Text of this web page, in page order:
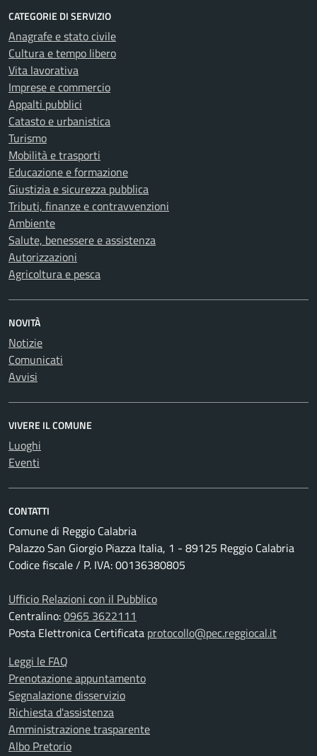
CATEGORIE DI SERVIZIO
Anagrafe e stato civile
Cultura e tempo libero
Vita lavorativa
Imprese e commercio
Appalti pubblici
Catasto e urbanistica
Turismo
Mobilità e trasporti
Educazione e formazione
Giustizia e sicurezza pubblica
Tributi, finanze e contravvenzioni
Ambiente
Salute, benessere e assistenza
Autorizzazioni
Agricoltura e pesca
NOVITÀ
Notizie
Comunicati
Avvisi
VIVERE IL COMUNE
Luoghi
Eventi
CONTATTI
Comune di Reggio Calabria
Palazzo San Giorgio Piazza Italia, 1 - 89125 Reggio Calabria
Codice fiscale / P. IVA: 00136380805
Ufficio Relazioni con il Pubblico
Centralino:0965 3622111
Posta Elettronica Certificata protocollo@pec.reggiocal.it
Leggi le FAQ
Prenotazione appuntamento
Segnalazione disservizio
Richiesta d'assistenza
Amministrazione trasparente
Albo Pretorio